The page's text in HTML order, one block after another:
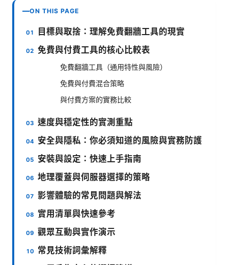
ON THIS PAGE
目標與取捨：理解免費翻牆工具的現實
免費與付費工具的核心比較表
免費翻牆工具（通用特性與風險）
免費與付費混合策略
與付費方案的實務比較
速度與穩定性的實測重點
安全與隱私：你必須知道的風險與實務防護
安裝與設定：快速上手指南
地理覆蓋與伺服器選擇的策略
影響體驗的常見問題與解法
實用清單與快速參考
觀眾互動與實作演示
常見技術詞彙解釋